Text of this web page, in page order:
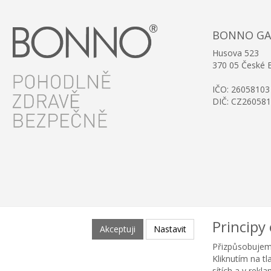
BONNO
Husova 523
370 05 České
IČO: 26058103
DIČ:
Akceptuji Nastavit
Kliknutím na